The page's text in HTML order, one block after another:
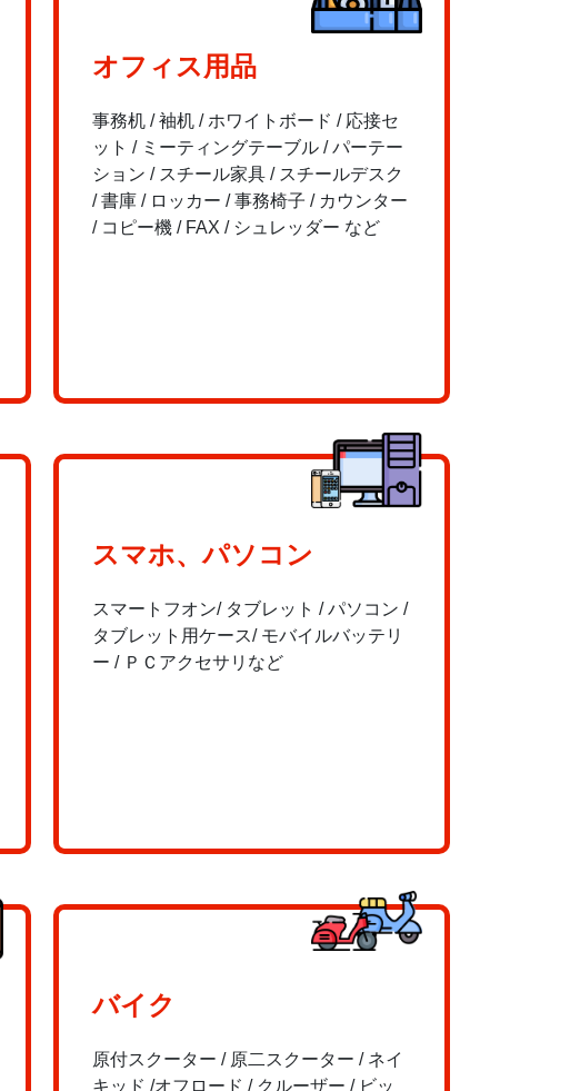
オフィス用品
事務机 / 袖机 / ホワイトボード / 応接セ
ット / ミーティングテーブル / パーテー
ション / スチール家具 / スチールデスク
/ 書庫 / ロッカー / 事務椅子 / カウンター
/ コピー機 / FAX / シュレッダー など
スマホ、パソコン
スマートフオン/ タブレット / パソコン /
タブレット用ケース/ モバイルバッテリ
ー / ＰＣアクセサリなど
バイク
原付スクーター / 原二スクーター / ネイ
キッド /オフロード / クルーザー / ビッ